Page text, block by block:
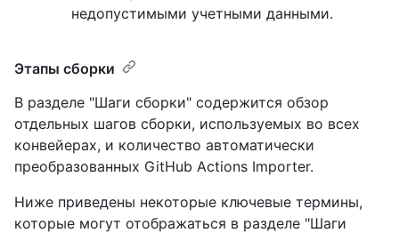
недопустимыми учетными данными.
Этапы сборки
В разделе "Шаги сборки" содержится обзор
отдельных шагов сборки, используемых во всех
конвейерах, и количество автоматически
преобразованных GitHub Actions Importer.
Ниже приведены некоторые ключевые термины,
которые могут отображаться в разделе "Шаги